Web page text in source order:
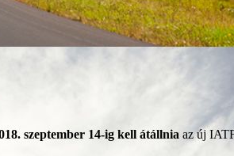
szeptember 14-ig kell átállnia az új